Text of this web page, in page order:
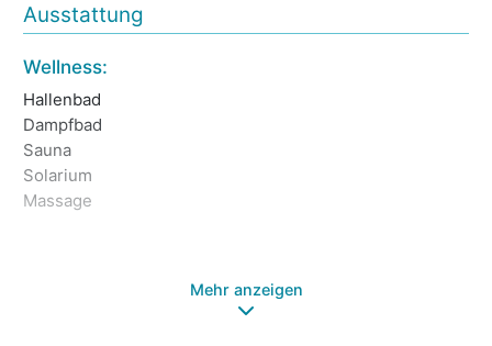
Ausstattung
Wellness:
Hallenbad
Dampfbad
Sauna
Solarium
Massage
Mehr anzeigen